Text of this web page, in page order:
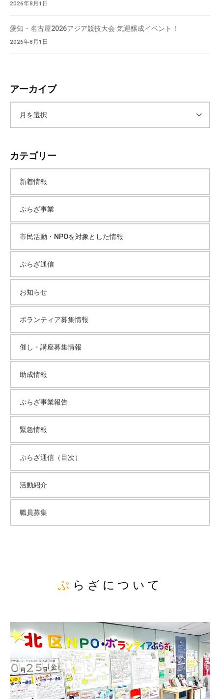
2026年8月1日
愛知・名古屋2026アジア競技大会 気運醸成イベント！
2026年8月1日
アーカイブ
カ
イ
ブ
カテゴリー
新着情報
ぷらざ事業
市民活動・NPOを対象とした情報
ぷらざ通信
お知らせ
ボランティア募集情報
催し・講座募集情報
助成情報
ぷらざ事業報告
緊急情報
ぷらざ通信（目次）
活動紹介
職員募集
ぷらざについて